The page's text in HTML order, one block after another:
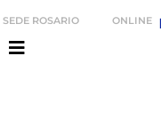
SEDE ROSARIO ONLINE